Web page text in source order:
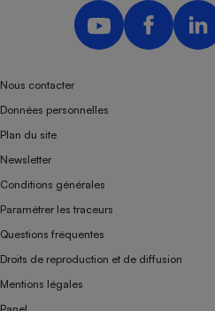
Nous contacter
Données personnelles
Plan du site
Newsletter
Conditions générales
Paramétrer les traceurs
Questions fréquentes
Droits de reproduction et de diffusion
Mentions légales